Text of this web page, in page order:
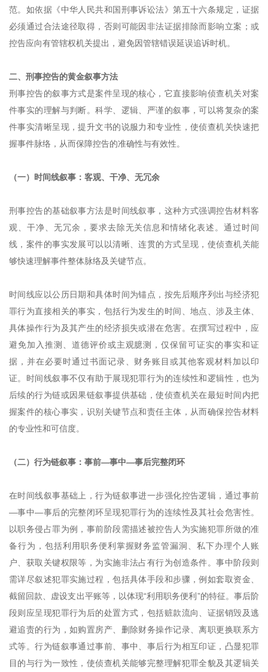
范。如依据《中华人民共和国刑事诉讼法》第五十六条规定，证据
必须通过合法途径取得，否则可能因非法证据排除而影响立案；或
控告应向有管辖权机关提出，避免因管辖错误延误追诉时机。
二、刑事控告的黄金叙事方法
刑事控告的叙事方式是案件呈现的核心，它直接影响侦查机关对案
件事实的理解与判断。科学、逻辑、严谨的叙事，可以将复杂的案
件事实清晰呈现，提升文书的说服力和专业性，使侦查机关快速把
握事件脉络，从而保障控告的准确性与有效性。
（一）时间线叙事：客观、干净、无冗余
刑事控告的基础叙事方法是时间线叙事，这种方式强调控告材料客
观、干净、无冗余，要求去除无关信息和情绪化表述。通过时间
线，案件的事实发展可以以清晰、连贯的方式呈现，使侦查机关能
够快速理解事件整体脉络及关键节点。
时间线应以公历日期和具体时间为锚点，按先后顺序列出与经济犯
罪行为直接相关的事实，包括行为发生的时间、地点、涉及主体、
具体操作行为及其产生的经济损失或潜在危害。在撰写过程中，应
避免加入推测、道德评价或主观臆测，仅保留可证实的事实和证
据，并在必要时通过书面记录、财务账目或其他客观材料加以印
证。时间线叙事不仅有助于展现犯罪行为的连续性和逻辑性，也为
后续的行为链或因果链叙事提供基础，使侦查机关在最短时间内把
握案件的核心事实，识别关键节点和责任主体，从而确保控告材料
的专业性和可信度。
（二）行为链叙事：事前—事中—事后完整闭环
在时间线叙事基础上，行为链叙事进一步强化控告逻辑，通过事前
—事中—事后的完整闭环呈现犯罪行为的连续性及其社会危害性。
以职务侵占罪为例，事前阶段需描述被控告人为实施犯罪所做的准
备行为，包括利用职务便利掌握财务监管漏洞、私下办理个人账
户、获取关键权限等，为实施非法占有行为创造条件。事中阶段则
需详尽叙述犯罪实施过程，包括具体手段和步骤，例如套取资金、
截留回款、虚设支出平账等，以体现“利用职务便利”的特征。事后阶
段则应呈现犯罪行为后的处置方式，包括赃款流向、证据销毁及逃
避追责的行为，如购置房产、删除财务操作记录、离职更换联系方
式等。行为链叙事通过事前、事中、事后行为相互印证，凸显犯罪
目的与行为一致性，使侦查机关能够完整理解犯罪全貌及其逻辑关